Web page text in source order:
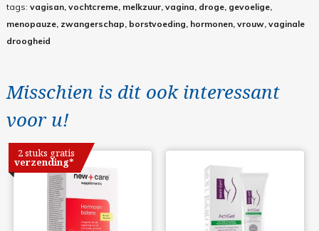
tags: vagisan, vochtcreme, melkzuur, vagina, droge, gevoelige,
menopauze, zwangerschap, borstvoeding, hormonen, vrouw, vaginale
droogheid
Misschien is dit ook interessant
voor u!
2 stuks gratis
verzending*